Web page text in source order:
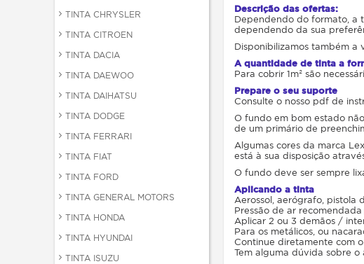
TINTA CHRYSLER
TINTA CITROEN
TINTA DACIA
TINTA DAEWOO
TINTA DAIHATSU
TINTA DODGE
TINTA FERRARI
TINTA FIAT
TINTA FORD
TINTA GENERAL MOTORS
TINTA HONDA
TINTA HYUNDAI
TINTA ISUZU
Descrição das ofertas:
Dependendo do formato, a
dependendo da sua
Disponibilizamos também
A quantidade de tinta a
Para cobrir 1m² são
Prepare o seu suporte
Consulte o nosso pdf de
O fundo em bom estado
de um primário de
Algumas cores da marca
está à sua disposição
O fundo deve ser sempre
Aplicando a tinta
Aerossol, aerógrafo, pistola
Pressão de ar
Aplicar 2 ou 3 demãos /
Para os metálicos, ou
Continue diretamente com
Tem alguma dúvida sobre